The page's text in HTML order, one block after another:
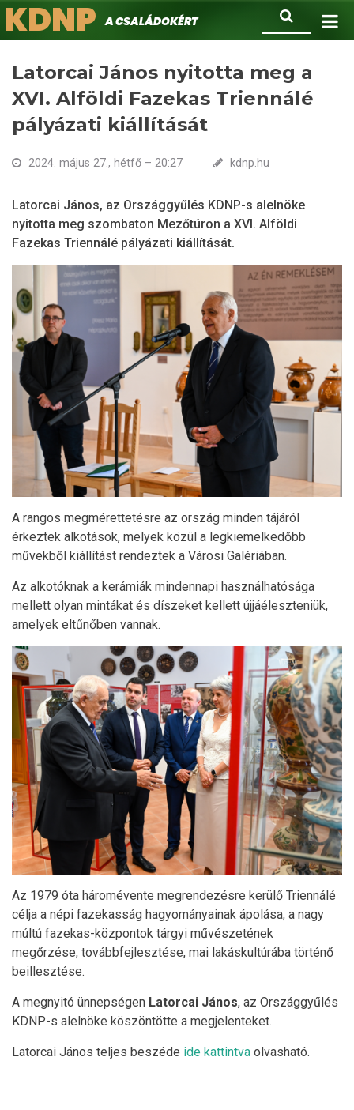
Ugrás
a
Keresés
KDNPA családokért.
Latorcai János nyitotta meg a
XVI. Alföldi Fazekas Triennálé
pályázati kiállítását
2024. május 27., hétfő – 20:27 kdnp.hu
Latorcai János, az Országgyűlés KDNP-s alelnöke
nyitotta meg szombaton Mezőtúron a XVI. Alföldi
Fazekas Triennálé pályázati kiállítását.
A rangos megmérettetésre az ország minden tájáról
érkeztek alkotások, melyek közül a legkiemelkedőbb
művekből kiállítást rendeztek a Városi Galériában.
Az alkotóknak a kerámiák mindennapi használhatósága
mellett olyan mintákat és díszeket kellett újjáéleszteniük,
amelyek eltűnőben vannak.
Az 1979 óta háromévente megrendezésre kerülő Triennálé
célja a népi fazekasság hagyományainak ápolása, a nagy
múltú fazekas-központok tárgyi művészetének
megőrzése, továbbfejlesztése, mai lakáskultúrába történő
beillesztése.
A megnyitó ünnepségen Latorcai János, az Országgyűlés
KDNP-s alelnöke köszöntötte a megjelenteket.
Latorcai János teljes beszéde ide kattintva olvasható.